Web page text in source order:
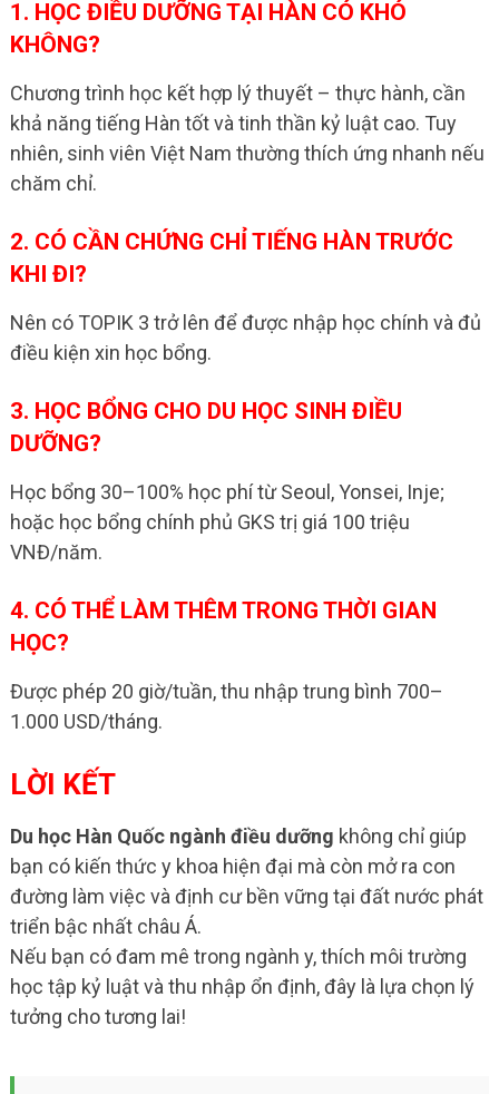
1. HỌC ĐIỀU DƯỠNG TẠI HÀN CÓ KHÓ
KHÔNG?
Chương trình học kết hợp lý thuyết – thực hành, cần
khả năng tiếng Hàn tốt và tinh thần kỷ luật cao. Tuy
nhiên, sinh viên Việt Nam thường thích ứng nhanh nếu
chăm chỉ.
2. CÓ CẦN CHỨNG CHỈ TIẾNG HÀN TRƯỚC
KHI ĐI?
Nên có TOPIK 3 trở lên để được nhập học chính và đủ
điều kiện xin học bổng.
3. HỌC BỔNG CHO DU HỌC SINH ĐIỀU
DƯỠNG?
Học bổng 30–100% học phí từ Seoul, Yonsei, Inje;
hoặc học bổng chính phủ GKS trị giá 100 triệu
VNĐ/năm.
4. CÓ THỂ LÀM THÊM TRONG THỜI GIAN
HỌC?
Được phép 20 giờ/tuần, thu nhập trung bình 700–
1.000 USD/tháng.
LỜI KẾT
Du học Hàn Quốc ngành điều dưỡng không chỉ giúp
bạn có kiến thức y khoa hiện đại mà còn mở ra con
đường làm việc và định cư bền vững tại đất nước phát
triển bậc nhất châu Á.
Nếu bạn có đam mê trong ngành y, thích môi trường
học tập kỷ luật và thu nhập ổn định, đây là lựa chọn lý
tưởng cho tương lai!